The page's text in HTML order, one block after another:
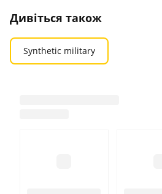
Дивіться також
Synthetic military